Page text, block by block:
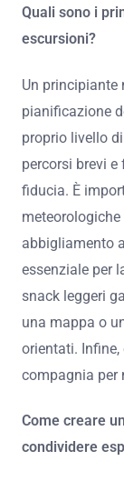
Quali sono i
escursioni?
Un principiante
pianificazione
proprio livello
percorsi brevi
fiducia. È
abbigliamento
essenziale per
snack leggeri
una mappa o
orientati.
compagnia per
Come creare
condividere